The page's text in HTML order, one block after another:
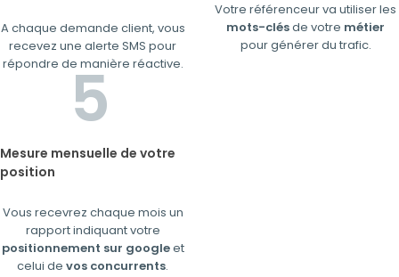
A chaque demande client, vous
recevez une alerte SMS pour
répondre de manière réactive.
Votre référenceur va utiliser les
mots-clésde votre métier
pour générer du trafic.
Mesure mensuelle de votre
position
Vous recevrez chaque mois un
rapport indiquant votre
positionnement sur googleet
celui devos concurrents.